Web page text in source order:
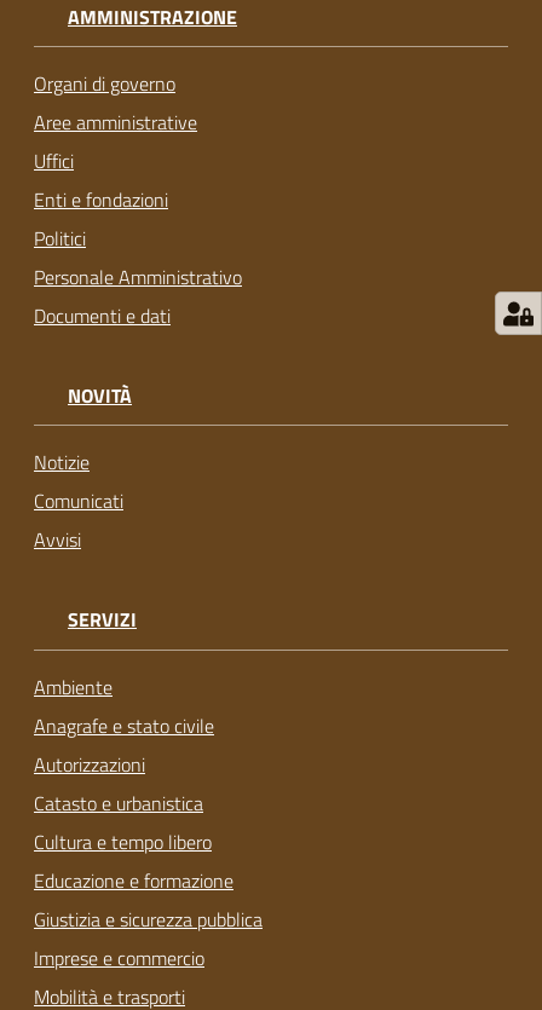
AMMINISTRAZIONE
Organi di governo
Aree amministrative
Uffici
Enti e fondazioni
Politici
Personale Amministrativo
Documenti e dati
NOVITÀ
Notizie
Comunicati
Avvisi
SERVIZI
Ambiente
Anagrafe e stato civile
Autorizzazioni
Catasto e urbanistica
Cultura e tempo libero
Educazione e formazione
Giustizia e sicurezza pubblica
Imprese e commercio
Mobilità e trasporti